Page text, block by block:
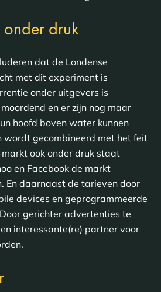
onder druk
dat de Londense
met dit experiment is
onder uitgevers is
en er zijn nog maar
hoofd boven water kunnen
wordt gecombineerd met het feit
ook onder druk staat
en Facebook de markt
En daarnaast de tarieven door
devices en geprogrammeerde
gerichter advertenties te
interessante(re) partner voor